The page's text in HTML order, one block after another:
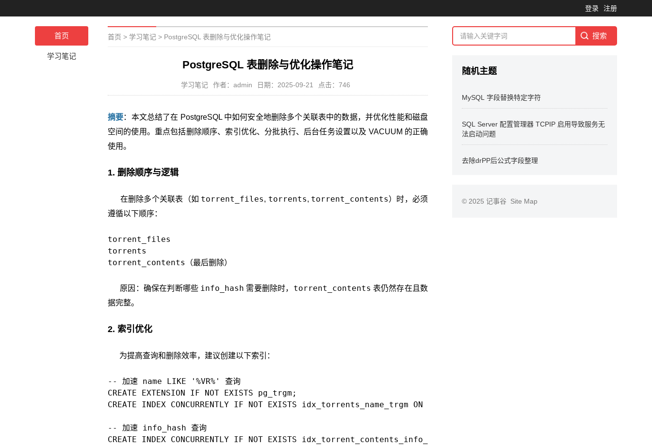
登录 注册
首页
学习笔记
首页 > 学习笔记 > PostgreSQL 表删除与优化操作笔记
PostgreSQL 表删除与优化操作笔记
学习笔记 作者：admin 日期：2025-09-21 点击：746
摘要：本文总结了在 PostgreSQL 中如何安全地删除多个关联表中的数据，并优化性能和磁盘
空间的使用。重点包括删除顺序、索引优化、分批执行、后台任务设置以及 VACUUM 的正确
使用。
1. 删除顺序与逻辑
在删除多个关联表（如 torrent_files, torrents, torrent_contents）时，必须
遵循以下顺序：
torrent_files
torrents
torrent_contents
（最后删除）
原因：确保在判断哪些 info_hash 需要删除时， torrent_contents 表仍然存在且数
据完整。
2. 索引优化
为提高查询和删除效率，建议创建以下索引：
-- 加速 name LIKE '%VR%' 查询
CREATE EXTENSION IF NOT EXISTS pg_trgm;
CREATE INDEX CONCURRENTLY IF NOT EXISTS idx_torrents_name_trgm ON torrents USING gin (name gin_trgm_ops);
-- 加速 info_hash 查询
CREATE INDEX CONCURRENTLY IF NOT EXISTS idx_torrent_contents_info_hash ON torrent_contents(info_hash);
随机主题
MySQL 字段替换特定字符
SQL Server 配置管理器 TCPIP 启用导致服务无
法启动问题
去除drPP后公式字段整理
© 2025 记事谷 Site Map